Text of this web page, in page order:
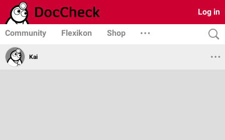
Log in
Community Flexikon Shop
Kai